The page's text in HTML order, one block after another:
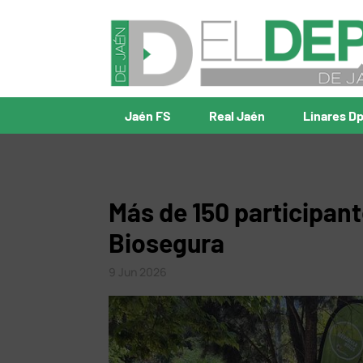
Jaén FS Real Jaén Linares
Más de 150
Biosegura